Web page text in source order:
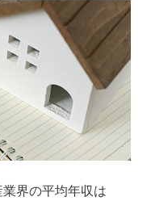
界の平均年収は